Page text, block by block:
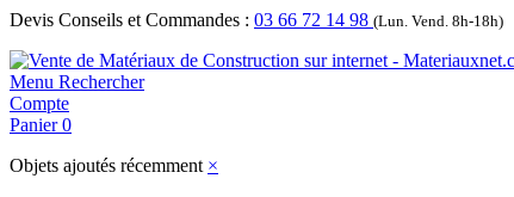
Devis Conseils et Commandes : 03 66 72 14 98 (Lun. Vend. 8h-18h)
Menu Rechercher
Compte
Panier 0
Objets ajoutés récemment ×